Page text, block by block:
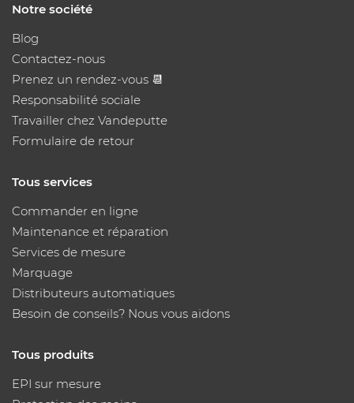
Notre société
Blog
Contactez-nous
Prenez un rendez-vous 📆
Responsabilité sociale
Travailler chez Vandeputte
Formulaire de retour
Tous services
Commander en ligne
Maintenance et réparation
Services de mesure
Marquage
Distributeurs automatiques
Besoin de conseils? Nous vous aidons
Tous produits
EPI sur mesure